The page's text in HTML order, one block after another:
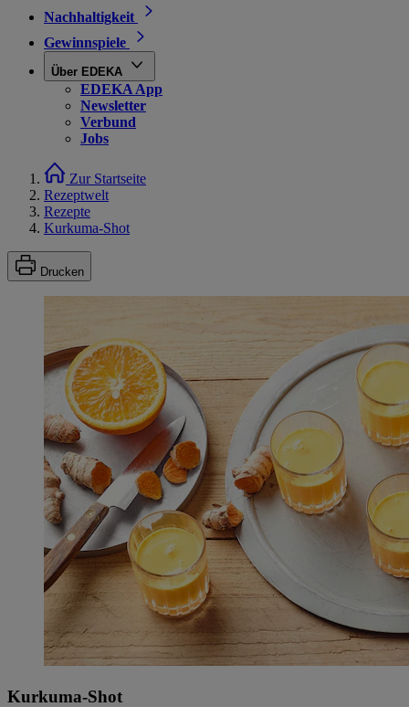
Nachhaltigkeit
Gewinnspiele
Über EDEKA
EDEKA App
Newsletter
Verbund
Jobs
Zur Startseite
Rezeptwelt
Rezepte
Kurkuma-Shot
Drucken
Kurkuma-Shot